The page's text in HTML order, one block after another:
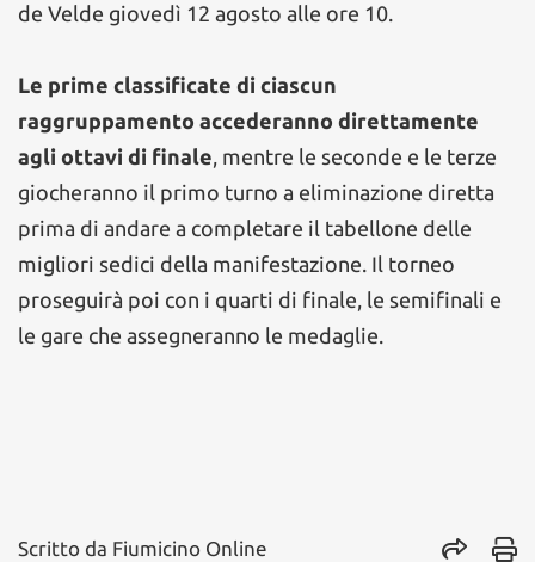
de Velde giovedì 12 agosto alle ore 10.
Le prime classificate di ciascun
raggruppamento accederanno direttamente
agli ottavi di finale, mentre le seconde e le terze
giocheranno il primo turno a eliminazione diretta
prima di andare a completare il tabellone delle
migliori sedici della manifestazione. Il torneo
proseguirà poi con i quarti di finale, le semifinali e
le gare che assegneranno le medaglie.
Scritto da Fiumicino Online